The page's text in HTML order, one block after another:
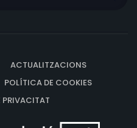
ACTUALITZACIONS
POLÍTICA DE COOKIES
PRIVACITAT